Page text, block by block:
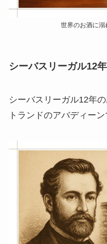
世界のお酒に溺
シーバスリーガル12
シーバスリーガル12年
トランドのアバディーン